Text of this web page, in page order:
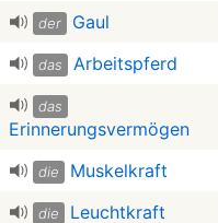
der Gaul
das Arbeitspferd
das
Erinnerungsvermögen
die Muskelkraft
die Leuchtkraft